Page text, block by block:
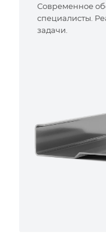
Современное
специалисты.
задачи.